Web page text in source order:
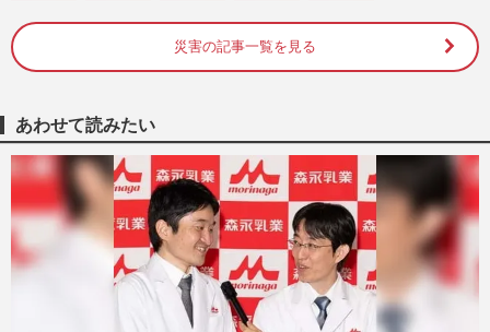
週刊女性PRIME 2026/2/18
省庁合同はヤバい」が大バズリ、合同会見
の意味と意外な過去
週刊女性PRIME 2026/1/22
《火災保険見直しチェックリスト》最大
30％の保険料値上げ！このままでは近年の
豪雨増加で家計が火の車、今…
週刊女性2023年11月7日号
災害の記事一覧を見る
あわせて読みたい